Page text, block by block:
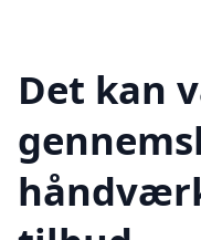
Det kan